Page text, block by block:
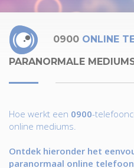
0900 ONLINE
PARANORMALE
Hoe werkt een 0900-
online mediums.
Ontdek hieronder het
paranormaal online